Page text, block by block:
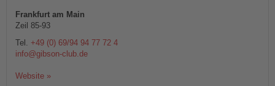
Frankfurt am Main
Zeil 85-93
Tel. +49 (0) 69/94 94 77 72 4
info@gibson-club.de
Website »